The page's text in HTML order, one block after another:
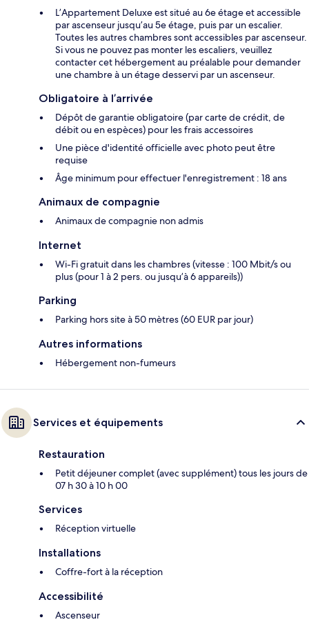
L’Appartement Deluxe est situé au 6e étage et accessible
par ascenseur jusqu’au 5e étage, puis par un escalier.
Toutes les autres chambres sont accessibles par ascenseur.
Si vous ne pouvez pas monter les escaliers, veuillez
contacter cet hébergement au préalable pour demander
une chambre à un étage desservi par un ascenseur.
Obligatoire à l’arrivée
Dépôt de garantie obligatoire (par carte de crédit, de
débit ou en espèces) pour les frais accessoires
Une pièce d'identité officielle avec photo peut être
requise
Âge minimum pour effectuer l'enregistrement : 18 ans
Animaux de compagnie
Animaux de compagnie non admis
Internet
Wi-Fi gratuit dans les chambres (vitesse : 100 Mbit/s ou
plus (pour 1 à 2 pers. ou jusqu’à 6 appareils))
Parking
Parking hors site à 50 mètres (60 EUR par jour)
Autres informations
Hébergement non-fumeurs
Services et équipements
Restauration
Petit déjeuner complet (avec supplément) tous les jours de
07 h 30 à 10 h 00
Services
Réception virtuelle
Installations
Coffre-fort à la réception
Accessibilité
Ascenseur